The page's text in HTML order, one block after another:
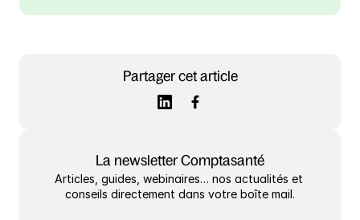
Partager cet article
La newsletter Comptasanté
Articles, guides, webinaires… nos actualités et
conseils directement dans votre boîte mail.